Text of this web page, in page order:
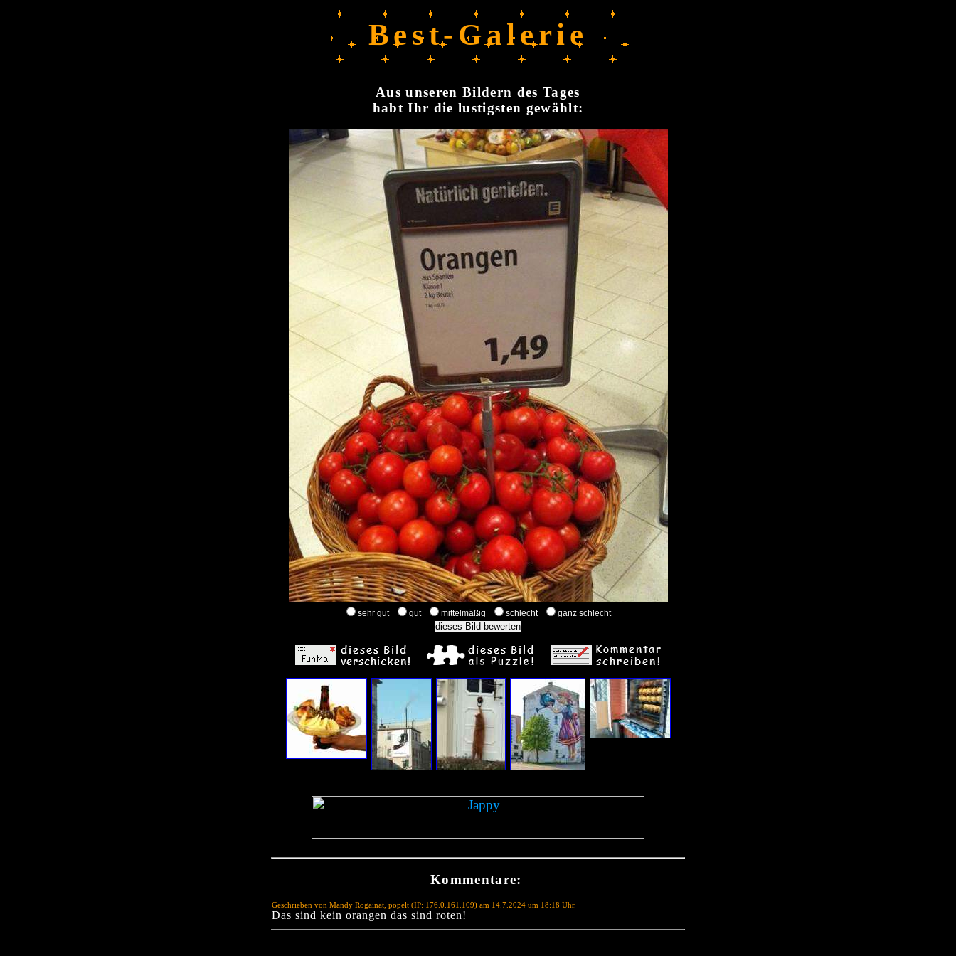
Best-Galerie
Aus unseren Bildern des Tages
habt Ihr die lustigsten gewählt:
sehr gut gut mittelmäßig schlecht ganz schlecht
Kommentare:
Geschrieben von Mandy Rogainat, popelt (IP: 176.0.161.109) am 14.7.2024 um 18:18 Uhr.
Das sind kein orangen das sind roten!